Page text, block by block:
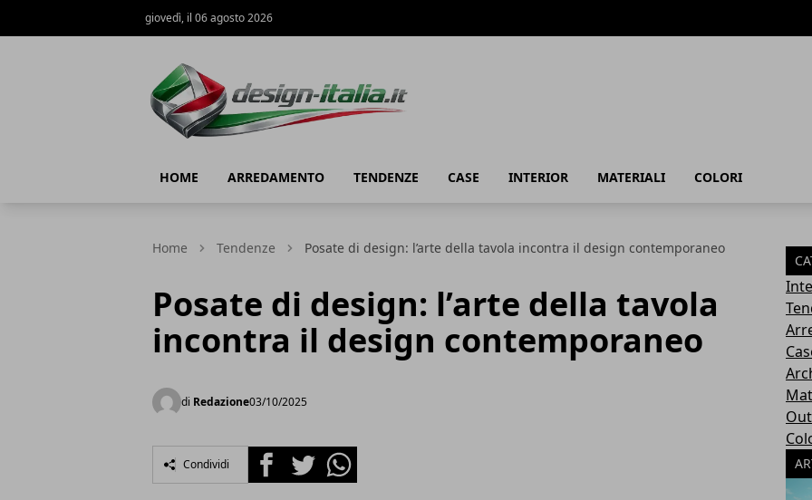
giovedì, il 06 agosto 2026
HOME ARREDAMENTO TENDENZE CASE INTERIOR MATERIALI COLORI
Home Tendenze Posate di design: l’arte della tavola incontra il design contemporaneo
Posate di design: l’arte della tavola
incontra il design contemporaneo
di Redazione03/10/2025
Condividi FacebookTwitterWhatsapp